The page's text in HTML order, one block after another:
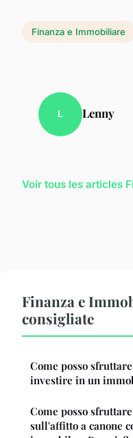
Finanza e Immobiliare
L Lenny
Voir tous les articles
Finanza e
consigliate
Come posso
investire in un
Come posso
sull'affitto a canone